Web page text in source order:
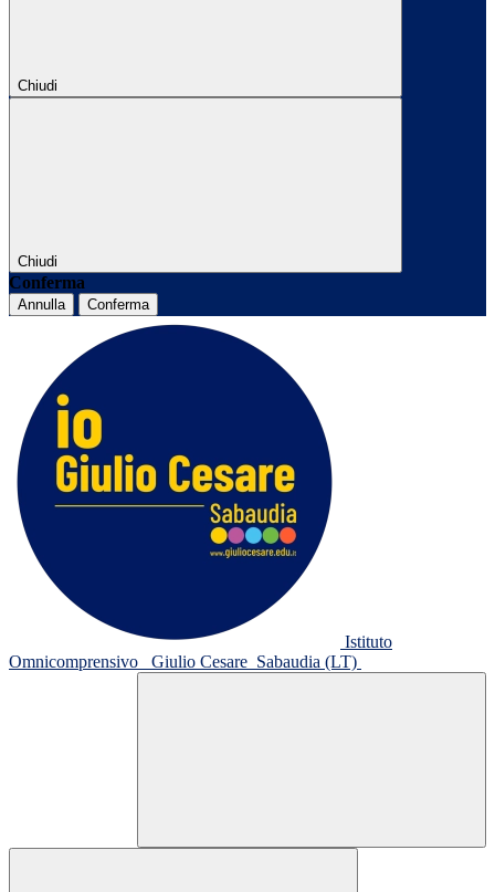
Chiudi
Chiudi
Conferma
Annulla Conferma
Istituto
Omnicomprensivo
Giulio Cesare Sabaudia (LT)